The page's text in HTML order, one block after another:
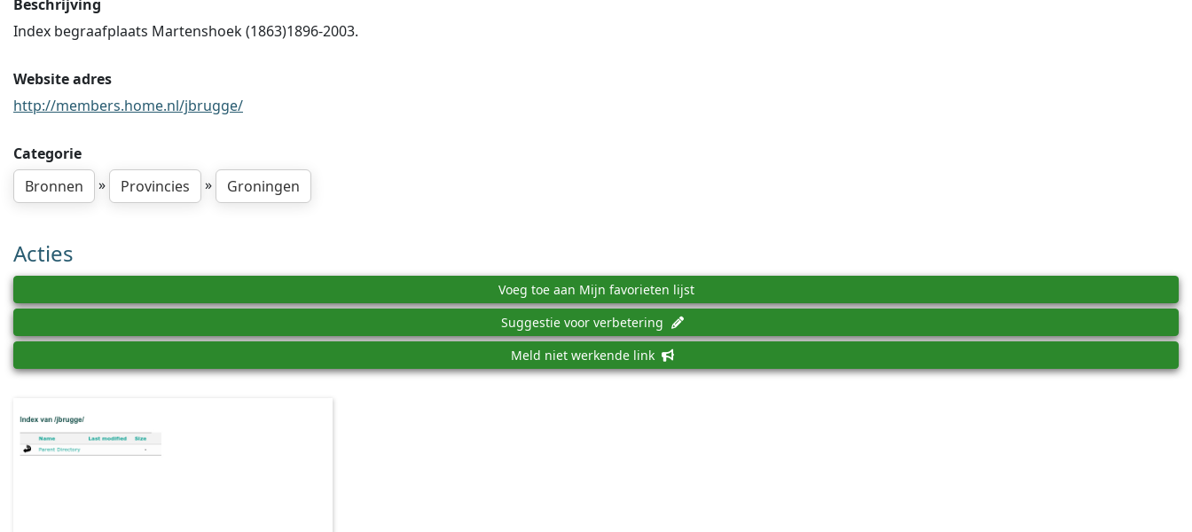
Beschrijving
Index begraafplaats Martenshoek (1863)1896-2003.
Website adres
http://members.home.nl/jbrugge/
Categorie
Bronnen
» Provincies » Groningen
Acties
Voeg toe aan Mijn favorieten lijst
Suggestie voor verbetering
Meld niet werkende link